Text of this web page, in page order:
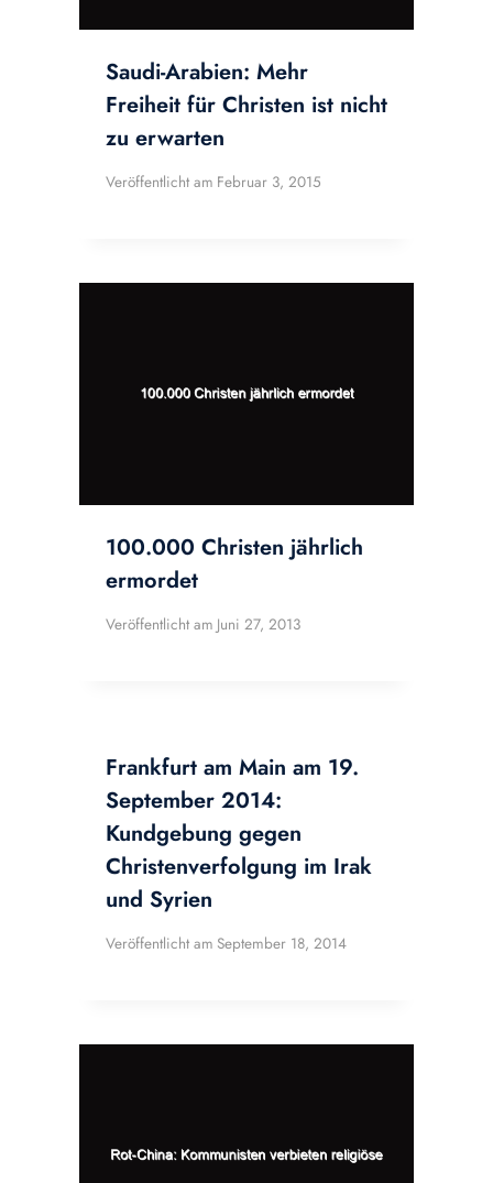
Saudi-Arabien: Mehr
Freiheit für Christen ist nicht
zu erwarten
Veröffentlicht am Februar 3, 2015
100.000 Christen jährlich
ermordet
Veröffentlicht am Juni 27, 2013
Frankfurt am Main am 19.
September 2014:
Kundgebung gegen
Christenverfolgung im Irak
und Syrien
Veröffentlicht am September 18, 2014